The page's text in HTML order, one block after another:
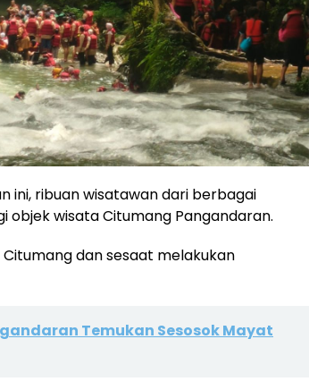
ini, ribuan wisatawan dari berbagai
wisata Citumang Pangandaran.
dan sesaat melakukan
Temukan Sesosok Mayat